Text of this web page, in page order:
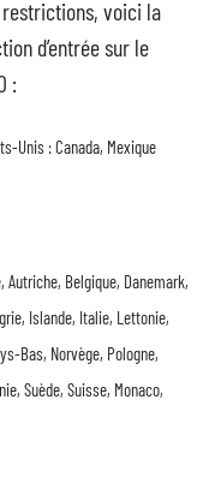
voici la
d’entrée sur le
:
Unis : Canada, Mexique
Autriche, Belgique, Danemark,
Islande, Italie, Lettonie,
Bas, Norvège, Pologne,
Suède, Suisse, Monaco,